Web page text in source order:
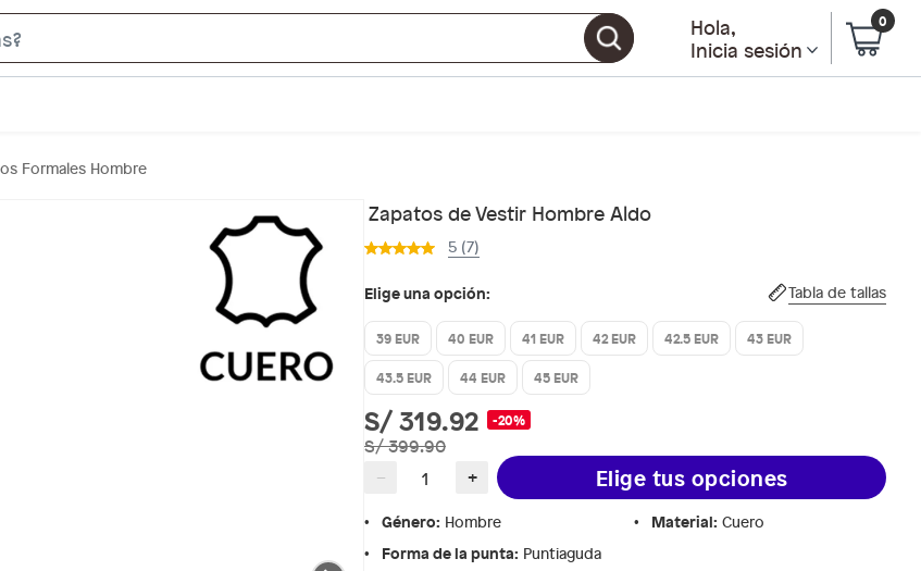
e
a
Hola,
Inicia sesión
0
Formales Hombre
Zapatos de Vestir Hombre Aldo
5 (7)
Elige una opción: Tabla de tallas
39 EUR 40 EUR 41 EUR 42 EUR 42.5 EUR
43 EUR
43.5 EUR
44 EUR 45 EUR
S/ 319.92 -20%
S/ 399.90
−
+ Elige tus opciones
Género: Hombre Material: Cuero
Forma de la punta: Puntiaguda